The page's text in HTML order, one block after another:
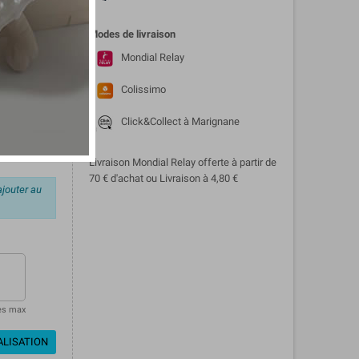
ne
lors des
sain et
au
max
Modes de livraison
Mondial Relay
Colissimo
Click&Collect à Marignane
Livraison Mondial Relay offerte à partir de
70 € d'achat ou Livraison à 4,80 €